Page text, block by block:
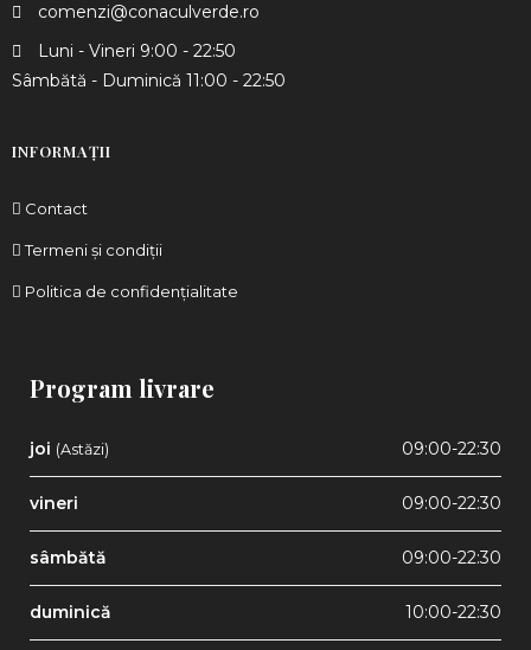
comenzi@conaculverde.ro
Luni - Vineri 9:00 - 22:50
Sâmbătă - Duminică 11:00 - 22:50
INFORMAȚII
Contact
Termeni și condiții
Politica de confidențialitate
Program livrare
joi (Astăzi) 09:00-22:30
vineri 09:00-22:30
sâmbătă 09:00-22:30
duminică 10:00-22:30